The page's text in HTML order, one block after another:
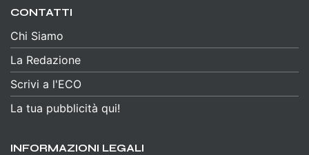
CONTATTI
Chi Siamo
La Redazione
Scrivi a l'ECO
La tua pubblicità qui!
INFORMAZIONI LEGALI